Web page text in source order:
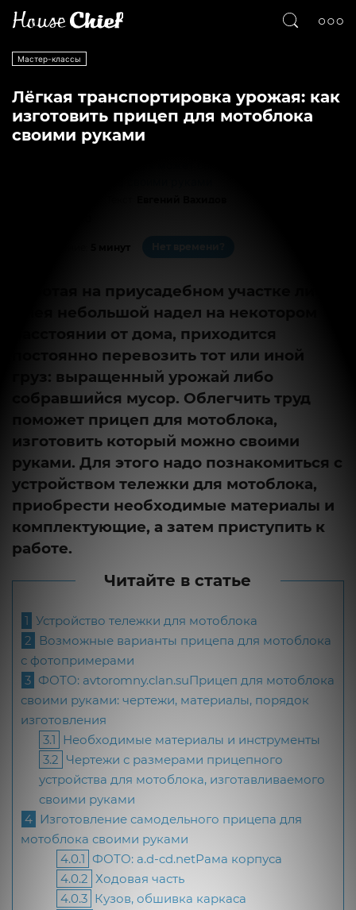
Мастер-классы
Лёгкая транспортировка урожая: как
изготовить прицеп для мотоблока
своими руками
Работая на приусадебном участке либо
имея небольшой надел на некотором
расстоянии от дома, приходится
постоянно перевозить тот или иной
груз: выращенный урожай либо
собравшийся мусор. Облегчить труд
поможет прицеп для мотоблока,
изготовить который можно своими
руками. Для этого надо познакомиться с
устройством тележки для мотоблока,
приобрести необходимые материалы и
комплектующие, а затем приступить к
работе.
Читайте в статье
1 Устройство тележки для мотоблока
2
Возможные варианты прицепа для мотоблока
с фотопримерами
3 ФОТО: avtoromny.clan.suПрицеп для мотоблока
своими руками: чертежи, материалы, порядок
изготовления
3.1 Необходимые материалы и инструменты
3.2 Чертежи с размерами прицепного
устройства для мотоблока, изготавливаемого
своими руками
4 Изготовление самодельного прицепа для
мотоблока своими руками
4.0.1 ФОТО: a.d-cd.netРама корпуса
4.0.2 Ходовая часть
4.0.3 Кузов, обшивка каркаса